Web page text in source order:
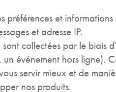
préférences et
et adresse IP.
collectées par le biais
événement hors ligne).
servir mieux et de
nos produits.